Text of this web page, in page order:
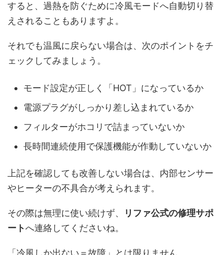
すると、過熱を防ぐために冷風モードへ自動切り替
えされることもありますよ。
それでも温風に戻らない場合は、次のポイントをチ
ェックしてみましょう。
モード設定が正しく「HOT」になっているか
電源プラグがしっかり差し込まれているか
フィルターがホコリで詰まっていないか
長時間連続使用で保護機能が作動していないか
上記を確認しても改善しない場合は、内部センサー
やヒーターの不具合が考えられます。
その際は無理に使い続けず、
リファ公式の修理サポ
ートへ連絡してくださいね。